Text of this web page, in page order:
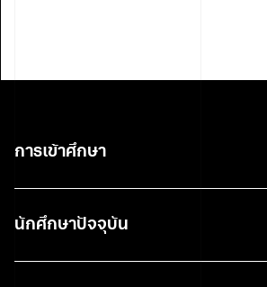
การเข้าศึกษา
นักศึกษาปัจจุบัน